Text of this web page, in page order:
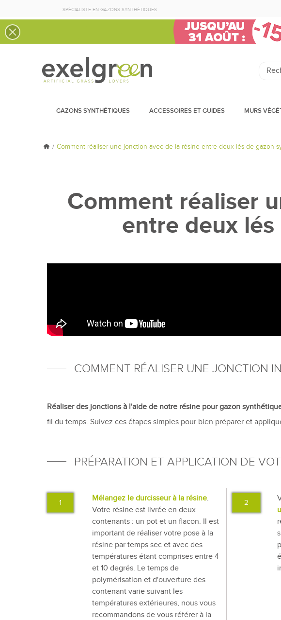
SPÉCIALISTE EN GAZONS SYNTHÉTIQUES
GAZONS SYNTHÉTIQUES ACCESSOIRES ET GUIDES MURS
Comment réaliser une jonction avec de la résine entre deux lés de gazon
Comment réaliser
entre deux
COMMENT RÉALISER UNE JONCTION
Réaliser des jonctions à l'aide de notre résine pour gazon
fil du temps. Suivez ces étapes simples pour bien préparer et
PRÉPARATION ET APPLICATION DE
1 Mélangez le durcisseur à la résine.
Votre résine est livrée en deux
contenants : un pot et un flacon. Il est
important de réaliser votre pose à la
résine par temps sec et avec des
températures étant comprises entre 4
et 10 degrés. Le temps de
polymérisation et d'ouverture des
contenant varie suivant les
températures extérieures, nous vous
recommandons de vous référer à la
2